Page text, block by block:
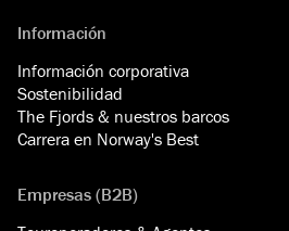
Información
Información corporativa
Sostenibilidad
The Fjords & nuestros barcos
Carrera en Norway's Best
Empresas (B2B)